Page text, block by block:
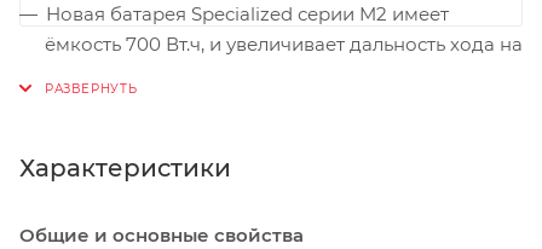
Новая батарея Specialized серии M2 имеет
ёмкость 700 Вт.ч, и увеличивает дальность хода на
Характеристики
Общие и основные свойства